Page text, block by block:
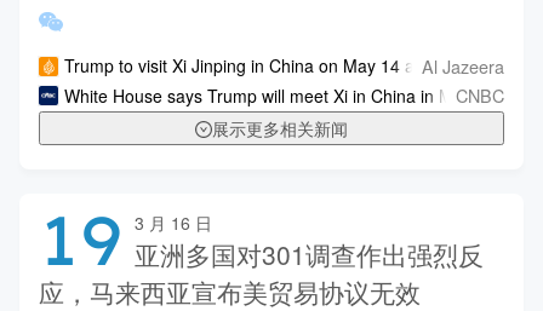
Trump to visit Xi Jinping in China on May 14 and 15 after Iran
Al Jazeera
White House says Trump will meet Xi in China in MayCNBC
展示更多相关新闻
19 3 月 16 日
亚洲多国对301调查作出强烈反
应，马来西亚宣布美贸易协议无效